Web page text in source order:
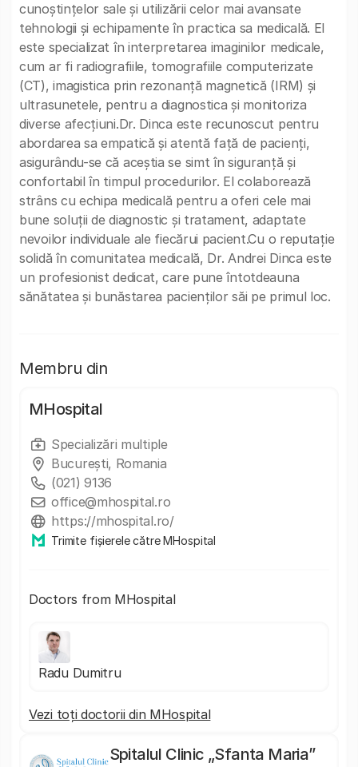
cunoștințelor sale și utilizării celor mai avansate
tehnologii și echipamente în practica sa medicală. El
este specializat în interpretarea imaginilor medicale,
cum ar fi radiografiile, tomografiile computerizate
(CT), imagistica prin rezonanță magnetică (IRM) și
ultrasunetele, pentru a diagnostica și monitoriza
diverse afecțiuni.Dr. Dinca este recunoscut pentru
abordarea sa empatică și atentă față de pacienți,
asigurându-se că aceștia se simt în siguranță și
confortabil în timpul procedurilor. El colaborează
strâns cu echipa medicală pentru a oferi cele mai
bune soluții de diagnostic și tratament, adaptate
nevoilor individuale ale fiecărui pacient.Cu o reputație
solidă în comunitatea medicală, Dr. Andrei Dinca este
un profesionist dedicat, care pune întotdeauna
sănătatea și bunăstarea pacienților săi pe primul loc.
Membru din
MHospital
Specializări multiple
București, Romania
(021) 9136
office@mhospital.ro
https://mhospital.ro/
Trimite fișierele către MHospital
Doctors from MHospital
Radu Dumitru
Vezi toți doctorii din MHospital
Spitalul Clinic „Sfanta Maria”